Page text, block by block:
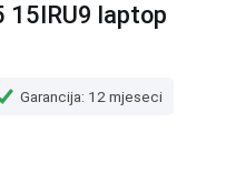
15IRU9 laptop
Garancija: 12 mjeseci